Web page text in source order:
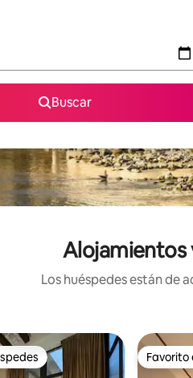
Buscar
Alojamientos
Los huéspedes están de
Favorito
Favorito